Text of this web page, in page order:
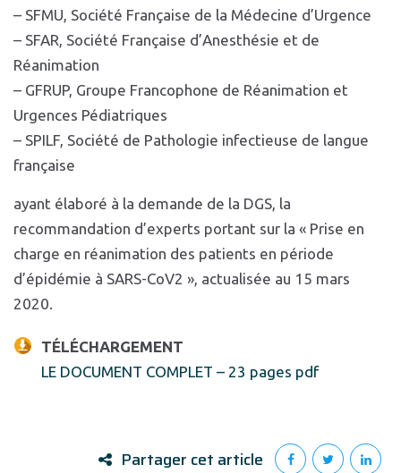
– SFMU, Société Française de la Médecine d’Urgence
– SFAR, Société Française d’Anesthésie et de
Réanimation
– GFRUP, Groupe Francophone de Réanimation et
Urgences Pédiatriques
– SPILF, Société de Pathologie infectieuse de langue
française
ayant élaboré à la demande de la DGS, la
recommandation d’experts portant sur la « Prise en
charge en réanimation des patients en période
d’épidémie à SARS-CoV2 », actualisée au 15 mars
2020.
TÉLÉCHARGEMENT
LE DOCUMENT COMPLET – 23 pages pdf
Partager cet article